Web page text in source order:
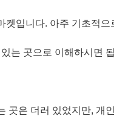
입니다. 아주 기초적으
는 곳으로 이해하시면
곳은 더러 있었지만, 개